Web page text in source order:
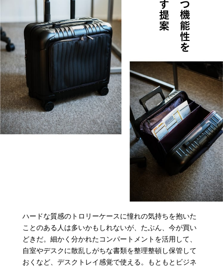
ハードな質感のトロリーケースに憧れの気持ちを抱いた
ことのある人は多いかもしれないが、たぶん、今が買い
どきだ。細かく分かれたコンパートメントを活用して、
自室やデスクに散乱しがちな書類を整理整頓し保管して
おくなど、デスクトレイ感覚で使える。もともとビジネ